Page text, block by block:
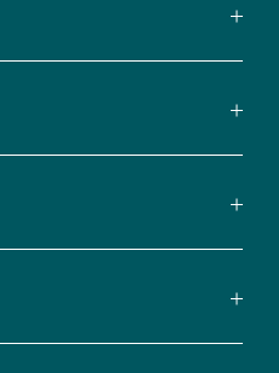
aceptas
comerciales
personalizadas
parte
Redoute.